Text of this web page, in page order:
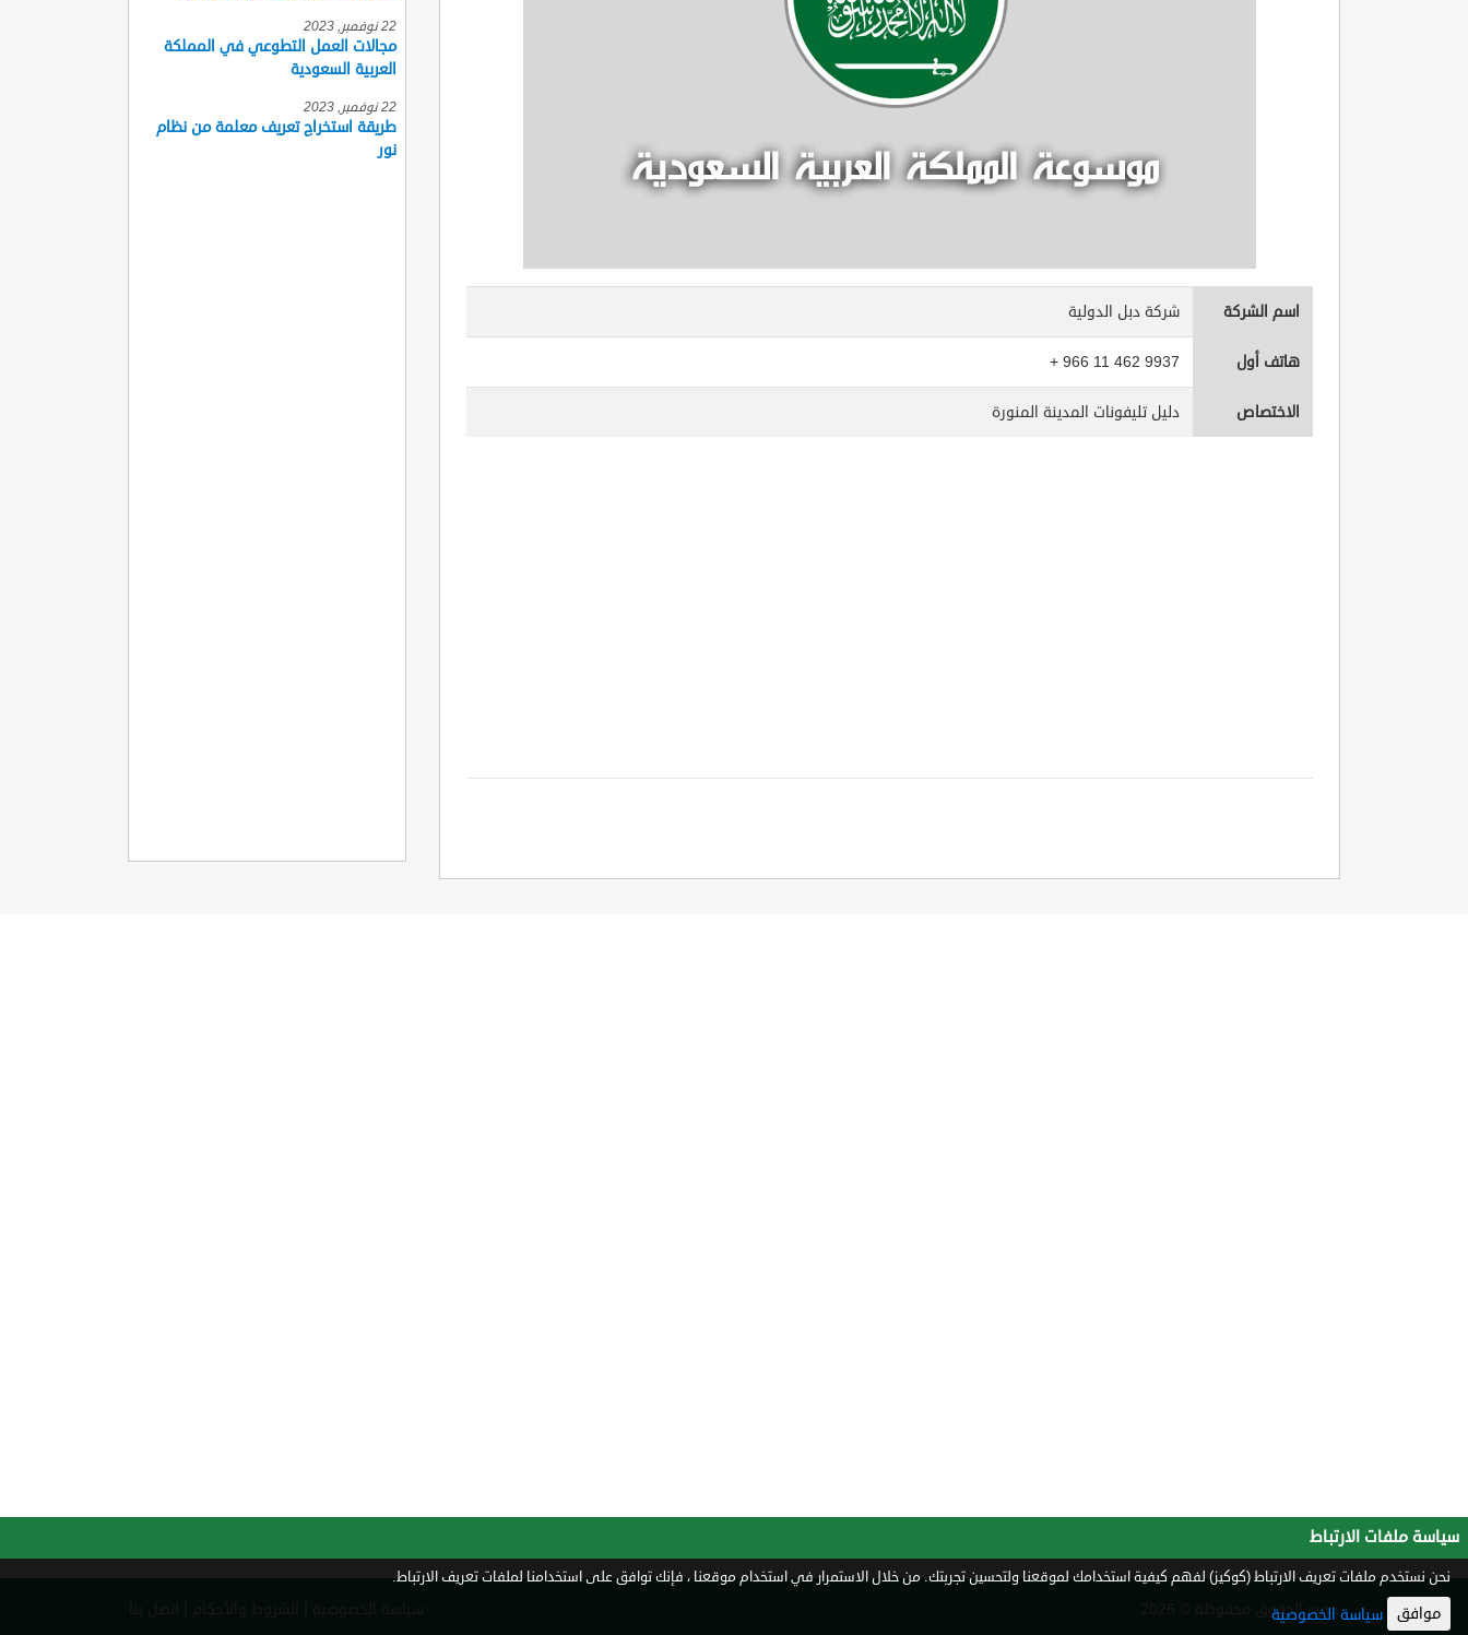
اسم الشركة شركة دبل الدولية
هاتف أول + 966 11 462 9937
الاختصاص دليل تليفونات المدينة المنورة
22 نوفمبر, 2023
مجالات العمل التطوعي في المملكة
العربية السعودية
22 نوفمبر, 2023
طريقة استخراج تعريف معلمة من نظام
نور
جميع الحقوق محفوظة © 2026
سياسة ملفات الارتباط
نحن نستخدم ملفات تعريف الارتباط (كوكيز) لفهم كيفية استخدامك لموقعنا ولتحسين تجربتك. من خلال الاستمرار في استخدام موقعنا ، فإنك توافق على استخدامنا لملفات تعريف الارتباط.
موافق سياسة الخصوصية